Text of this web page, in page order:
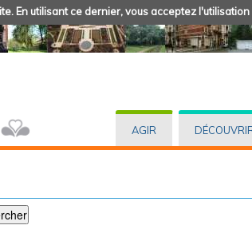
En utilisant ce dernier, vous acceptez
AGIR